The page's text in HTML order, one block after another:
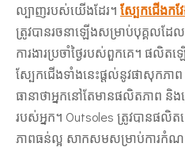
ល្បាញរបស់យើងដែរ។ ស្បែកជើងកវ
ត្រូវបានរចនាឡើងសម្រាប់បុគ្គលដែ
ការងារប្រចាំថ្ងៃរបស់ពួកគេ។ ផលិត
ស្បែកជើងទាំងនេះផ្តល់នូវផាសុកភ
ធានាថាអ្នកនៅតែមានផលិតភាព និង
របស់អ្នក។ Outsoles ត្រូវបានផលិ
ភាពធន់ល្អ សាកសមសម្រាប់ការកំ